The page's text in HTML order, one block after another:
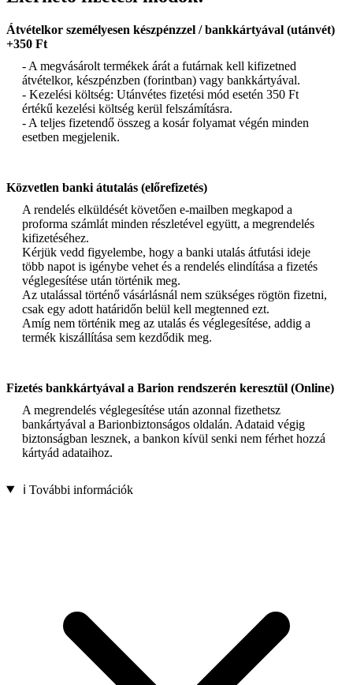
Átvételkor személyesen készpénzzel / bankkártyával (utánvét)
+350 Ft
- A megvásárolt termékek árát a futárnak kell kifizetned
átvételkor, készpénzben (forintban) vagy bankkártyával.
- Kezelési költség: Utánvétes fizetési mód esetén 350 Ft
értékű kezelési költség kerül felszámításra.
- A teljes fizetendő összeg a kosár folyamat végén minden
esetben megjelenik.
Közvetlen banki átutalás (előrefizetés)
A rendelés elküldését követően e-mailben megkapod a
proforma számlát minden részletével együtt, a megrendelés
kifizetéséhez.
Kérjük vedd figyelembe, hogy a banki utalás átfutási ideje
több napot is igénybe vehet és a rendelés elindítása a fizetés
véglegesítése után történik meg.
Az utalással történő vásárlásnál nem szükséges rögtön fizetni,
csak egy adott határidőn belül kell megtenned ezt.
Amíg nem történik meg az utalás és véglegesítése, addig a
termék kiszállítása sem kezdődik meg.
Fizetés bankkártyával a Barion rendszerén keresztül (Online)
A megrendelés véglegesítése után azonnal fizethetsz
bankártyával a Barionbiztonságos oldalán. Adataid végig
biztonságban lesznek, a bankon kívül senki nem férhet hozzá
kártyád adataihoz.
ℹ️ További információk